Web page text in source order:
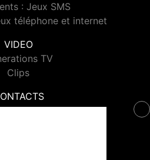
: Jeux SMS
téléphone et internet
VIDEO
TV
Clips
Generations